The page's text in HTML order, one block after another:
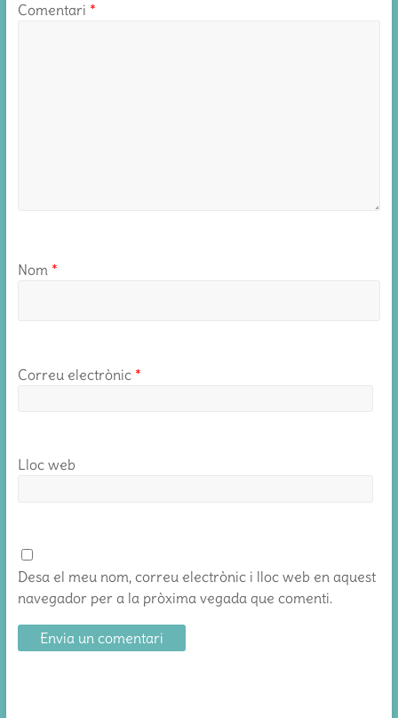
Comentari *
Nom *
Correu electrònic *
Lloc web
Desa el meu nom, correu electrònic i lloc web en aquest
navegador per a la pròxima vegada que comenti.